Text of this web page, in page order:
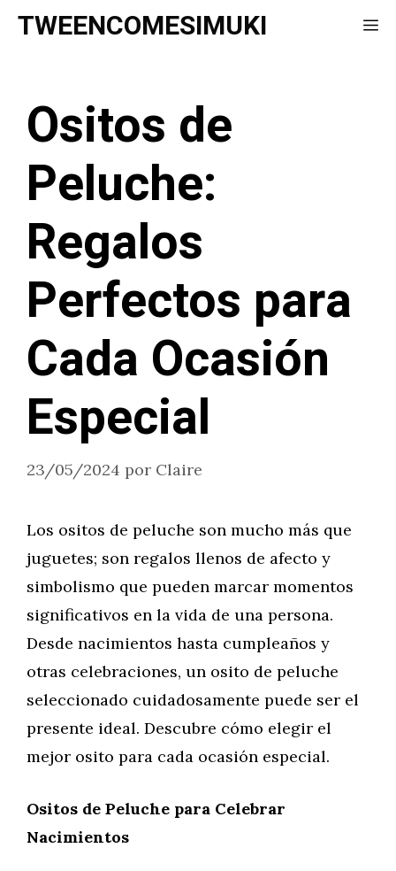
Saltar
TWEENCOMESIMUKI
Ositos de
Peluche:
Regalos
Perfectos para
Cada Ocasión
Especial
23/05/2024 por Claire
Los ositos de peluche son mucho más que
juguetes; son regalos llenos de afecto y
simbolismo que pueden marcar momentos
significativos en la vida de una persona.
Desde nacimientos hasta cumpleaños y
otras celebraciones, un osito de peluche
seleccionado cuidadosamente puede ser el
presente ideal. Descubre cómo elegir el
mejor osito para cada ocasión especial.
Ositos de Peluche para Celebrar
Nacimientos